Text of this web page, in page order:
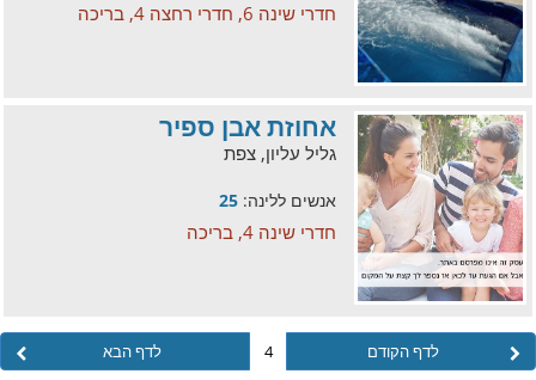
חדרי שינה 6, חדרי רחצה 4, בריכה
אחוזת אבן ספיר
גליל עליון, צפת
אנשים ללינה: 25
חדרי שינה 4, בריכה
לדף הקודם 4 לדף הבא